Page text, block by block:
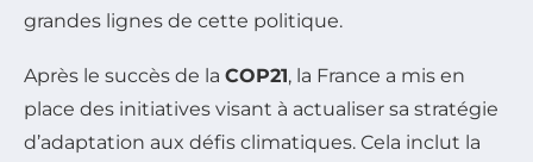
grandes lignes de cette politique.
Après le succès de la COP21, la France a mis en
place des initiatives visant à actualiser sa stratégie
d’adaptation aux défis climatiques. Cela inclut la